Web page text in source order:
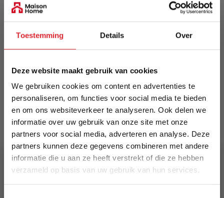
Toestemming Details Over
Deze website maakt gebruik van cookies
We gebruiken cookies om content en advertenties te
personaliseren, om functies voor social media te bieden
en om ons websiteverkeer te analyseren. Ook delen we
informatie over uw gebruik van onze site met onze
partners voor social media, adverteren en analyse. Deze
partners kunnen deze gegevens combineren met andere
informatie die u aan ze heeft verstrekt of die ze hebben
verzameld op basis van uw gebruik van hun services.
lounger with arms or 3 person seater without
arms. Multifunctionality as it greatests.
Merk
Innovation Living
EAN
5700110946520
Prijs
€ 1.609,00